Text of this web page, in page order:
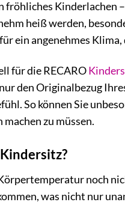
fröhliches Kinderlachen
heiß werden,
ein angenehmes
für die RECARO
den Originalbezug
So können Sie
zu müssen.
noch
was nicht nur